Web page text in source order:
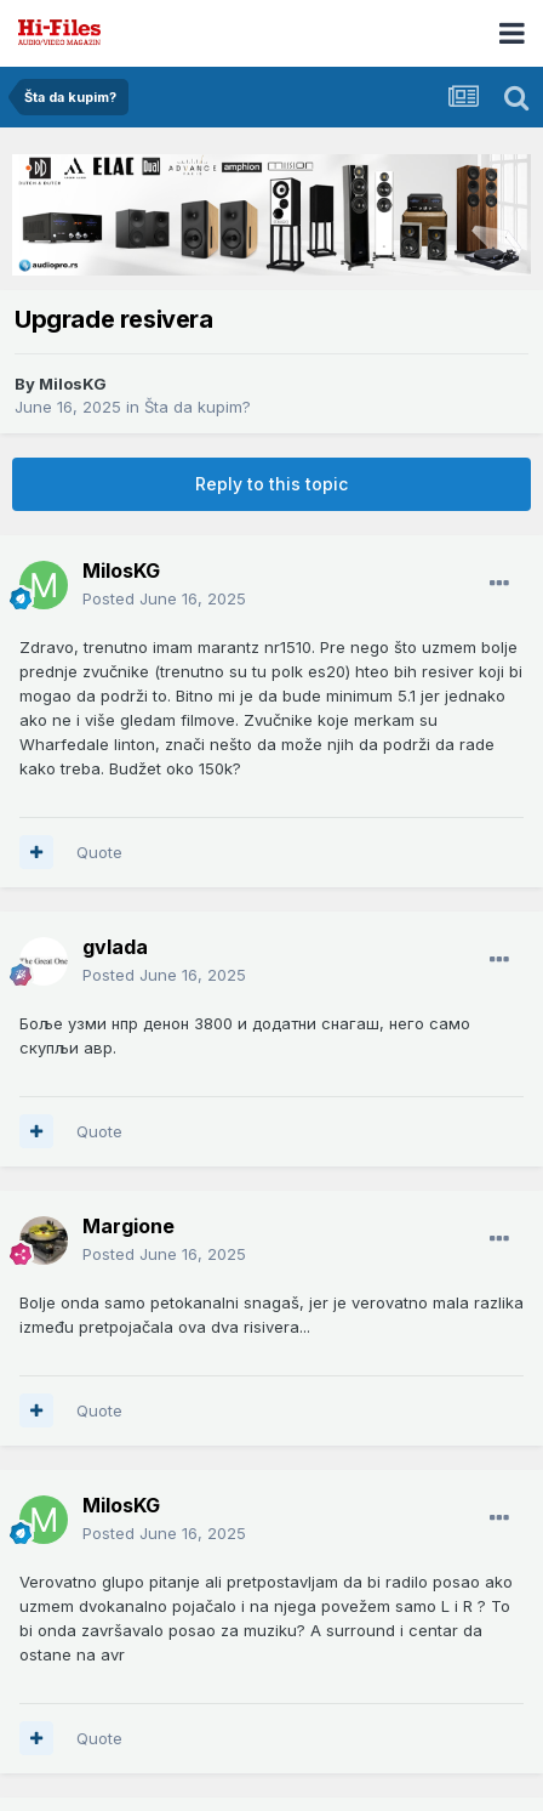
Šta da kupim?
Upgrade resivera
By MilosKG
June 16, 2025 in Šta da kupim?
Reply to this topic
MilosKG
Posted June 16, 2025
Zdravo, trenutno imam marantz nr1510. Pre nego što uzmem bolje
prednje zvučnike (trenutno su tu polk es20) hteo bih resiver koji bi
mogao da podrži to. Bitno mi je da bude minimum 5.1 jer jednako
ako ne i više gledam filmove. Zvučnike koje merkam su
Wharfedale linton, znači nešto da može njih da podrži da rade
kako treba. Budžet oko 150k?
Quote
gvlada
Posted June 16, 2025
Боље узми нпр денон 3800 и додатни снагаш, него само
скупљи авр.
Quote
Margione
Posted June 16, 2025
Bolje onda samo petokanalni snagaš, jer je verovatno mala razlika
između pretpojačala ova dva risivera...
Quote
MilosKG
Posted June 16, 2025
Verovatno glupo pitanje ali pretpostavljam da bi radilo posao ako
uzmem dvokanalno pojačalo i na njega povežem samo L i R ? To
bi onda završavalo posao za muziku? A surround i centar da
ostane na avr
Quote